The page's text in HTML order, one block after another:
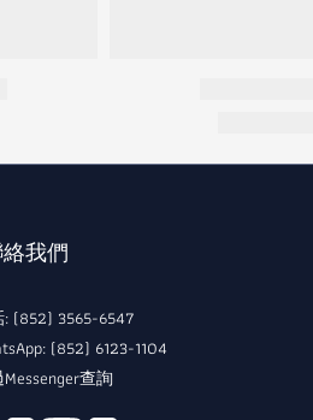
我們
(852) 3565-6547
(852) 6123-1104
查詢